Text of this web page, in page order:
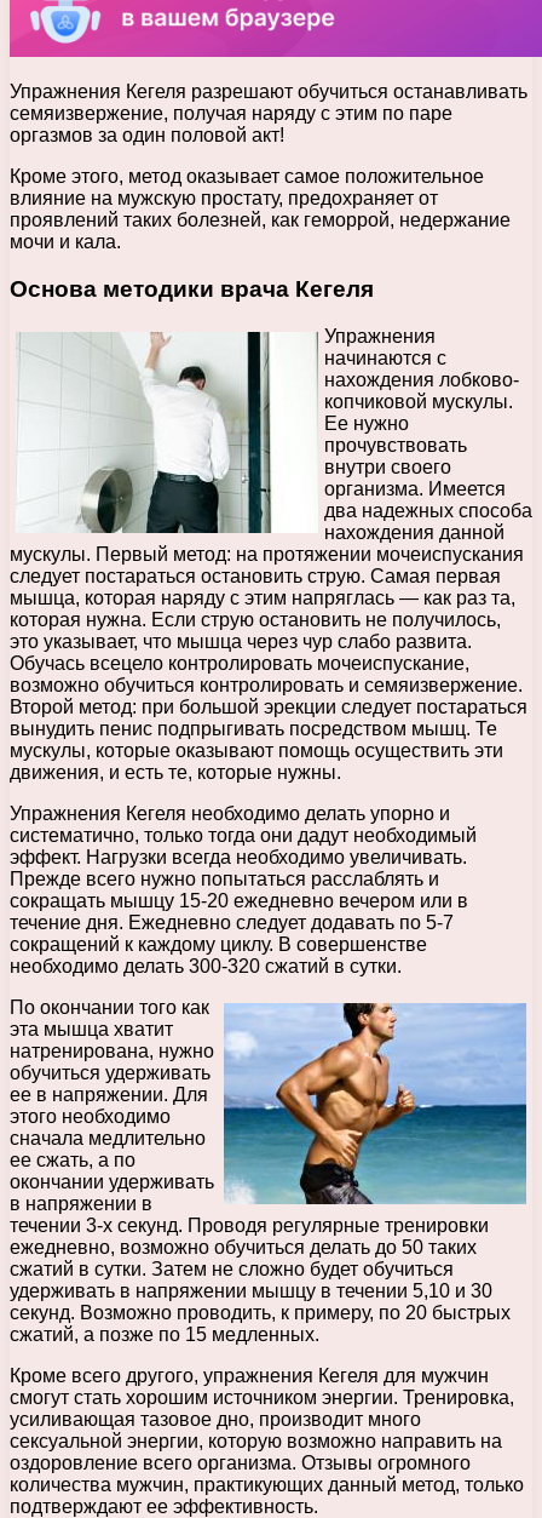
Упражнения Кегеля разрешают обучиться останавливать
семяизвержение, получая наряду с этим по паре
оргазмов за один половой акт!
Кроме этого, метод оказывает самое положительное
влияние на мужскую простату, предохраняет от
проявлений таких болезней, как геморрой, недержание
мочи и кала.
Основа методики врача Кегеля
Упражнения
начинаются с
нахождения лобково-
копчиковой мускулы.
Ее нужно
прочувствовать
внутри своего
организма. Имеется
два надежных способа
нахождения данной
мускулы. Первый метод: на протяжении мочеиспускания
следует постараться остановить струю. Самая первая
мышца, которая наряду с этим напряглась — как раз та,
которая нужна. Если струю остановить не получилось,
это указывает, что мышца через чур слабо развита.
Обучась всецело контролировать мочеиспускание,
возможно обучиться контролировать и семяизвержение.
Второй метод: при большой эрекции следует постараться
вынудить пенис подпрыгивать посредством мышц. Те
мускулы, которые оказывают помощь осуществить эти
движения, и есть те, которые нужны.
Упражнения Кегеля необходимо делать упорно и
систематично, только тогда они дадут необходимый
эффект. Нагрузки всегда необходимо увеличивать.
Прежде всего нужно попытаться расслаблять и
сокращать мышцу 15-20 ежедневно вечером или в
течение дня. Ежедневно следует додавать по 5-7
сокращений к каждому циклу. В совершенстве
необходимо делать 300-320 сжатий в сутки.
По окончании того как
эта мышца хватит
натренирована, нужно
обучиться удерживать
ее в напряжении. Для
этого необходимо
сначала медлительно
ее сжать, а по
окончании удерживать
в напряжении в
течении 3-х секунд. Проводя регулярные тренировки
ежедневно, возможно обучиться делать до 50 таких
сжатий в сутки. Затем не сложно будет обучиться
удерживать в напряжении мышцу в течении 5,10 и 30
секунд. Возможно проводить, к примеру, по 20 быстрых
сжатий, а позже по 15 медленных.
Кроме всего другого, упражнения Кегеля для мужчин
смогут стать хорошим источником энергии. Тренировка,
усиливающая тазовое дно, производит много
сексуальной энергии, которую возможно направить на
оздоровление всего организма. Отзывы огромного
количества мужчин, практикующих данный метод, только
подтверждают ее эффективность.